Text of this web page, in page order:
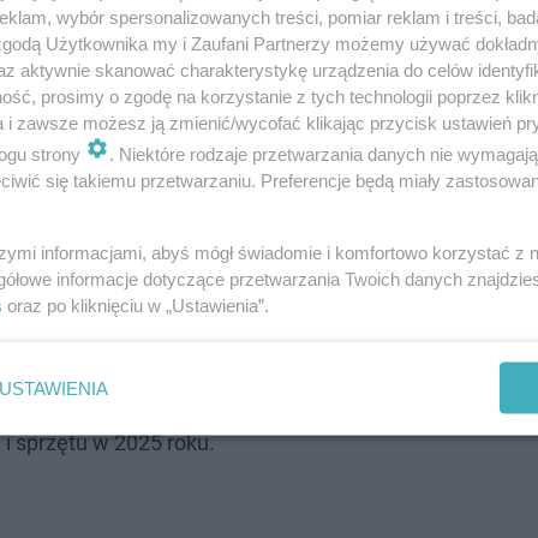
została wzbogacona o kolekcje popularnych
która z całą pewnością będzie doskonałym
młodzieżowej zasługuje również budka
nad projektem.
kanapa i bookcrossingowy regał na książki.
przy stanowisku obsługi w strefie dla dorosłych
dla czytelników wyposażone zostały w
sprzętu w 2025 roku.
wybór spersonalizowanych treści, pomiar reklam i treści,
Użytkownika my i Zaufani Partnerzy możemy używać
aktywnie skanować charakterystykę urządzenia do celów
prosimy o zgodę na korzystanie z tych technologii poprzez
i zawsze możesz ją zmienić/wycofać klikając przycisk ustawień
strony
. Niektóre rodzaje przetwarzania danych nie
się takiemu przetwarzaniu. Preferencje będą miały
informacjami, abyś mógł świadomie i komfortowo korzystać z
informacje dotyczące przetwarzania Twoich danych
oraz po kliknięciu w „Ustawienia”.
USTAWIENIA